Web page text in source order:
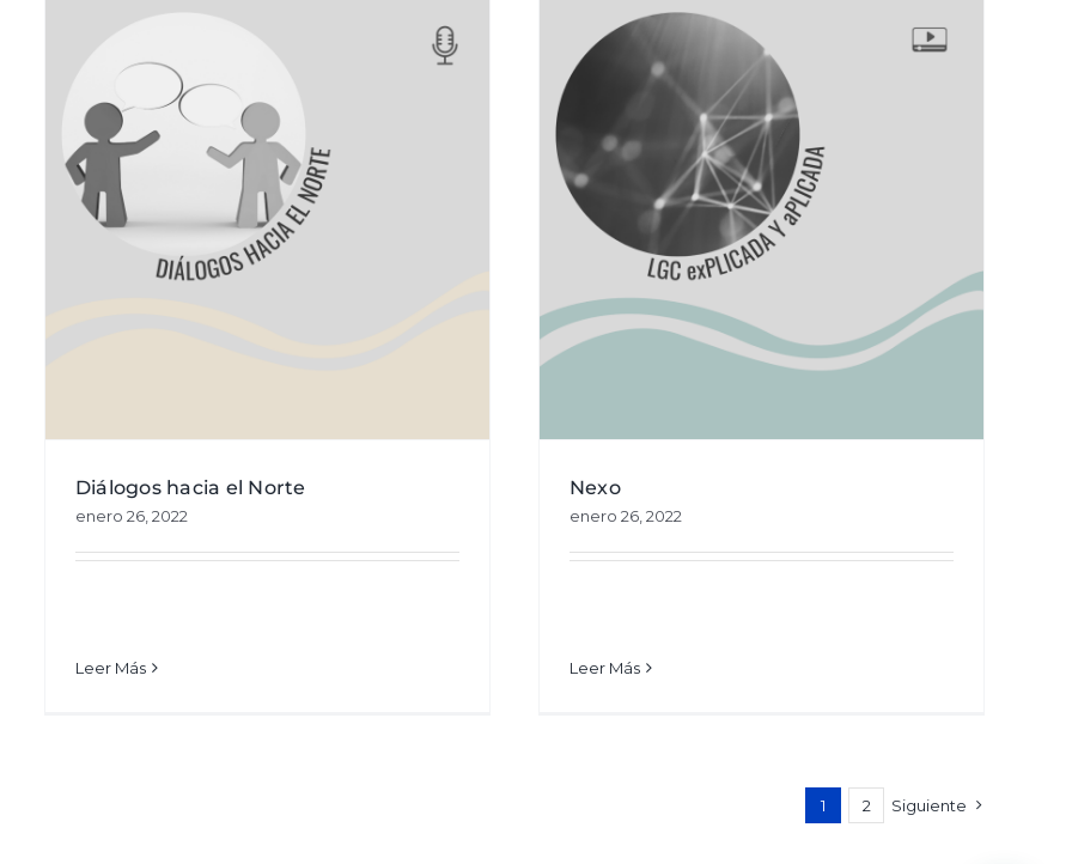
Diálogos hacia el Norte
enero 26, 2022
Leer Más
Nexo
Área pública Arquitectura Vincular
Entrevistas Lógica Global Convergente
Nexo
enero 26, 2022
Leer Más
1 2 Siguiente